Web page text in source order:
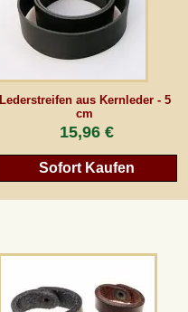
Lederstreifen aus Kernleder - 5
cm
15,96 €
Sofort Kaufen
Zur klassischen Website